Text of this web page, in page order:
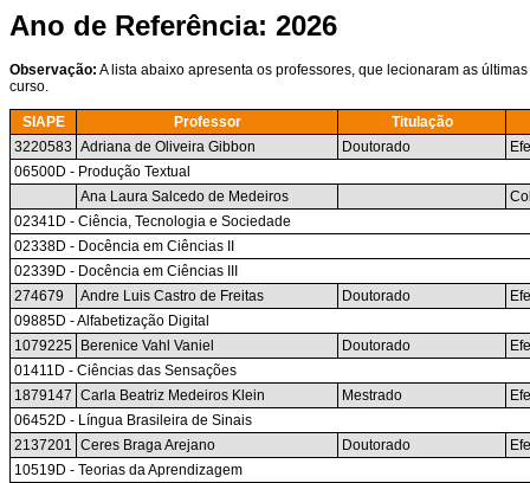
Ano de Referência: 2026
Observação: A lista abaixo apresenta os professores, que lecionaram as
curso.
SIAPE Professor
Titulação
3220583 Adriana de Oliveira Gibbon Doutorado
06500D - Produção Textual
Ana Laura Salcedo de Medeiros
02341D - Ciência, Tecnologia e Sociedade
02338D - Docência em Ciências II
02339D - Docência em Ciências III
274679
Andre Luis Castro de Freitas Doutorado
09885D - Alfabetização Digital
1079225
Berenice Vahl Vaniel Doutorado
01411D - Ciências das Sensações
1879147 Carla Beatriz Medeiros Klein Mestrado
06452D - Língua Brasileira de Sinais
2137201 Ceres Braga Arejano Doutorado
10519D - Teorias da Aprendizagem